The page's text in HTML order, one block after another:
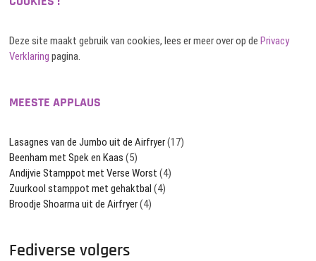
Deze site maakt gebruik van cookies, lees er meer over op dePrivacy
Verklaring pagina.
MEESTE APPLAUS
Lasagnes van de Jumbo uit de Airfryer(17)
Beenham met Spek en Kaas (5)
Andijvie Stamppot met Verse Worst (4)
Zuurkool stamppot met gehaktbal (4)
Broodje Shoarma uit de Airfryer(4)
Fediverse volgers